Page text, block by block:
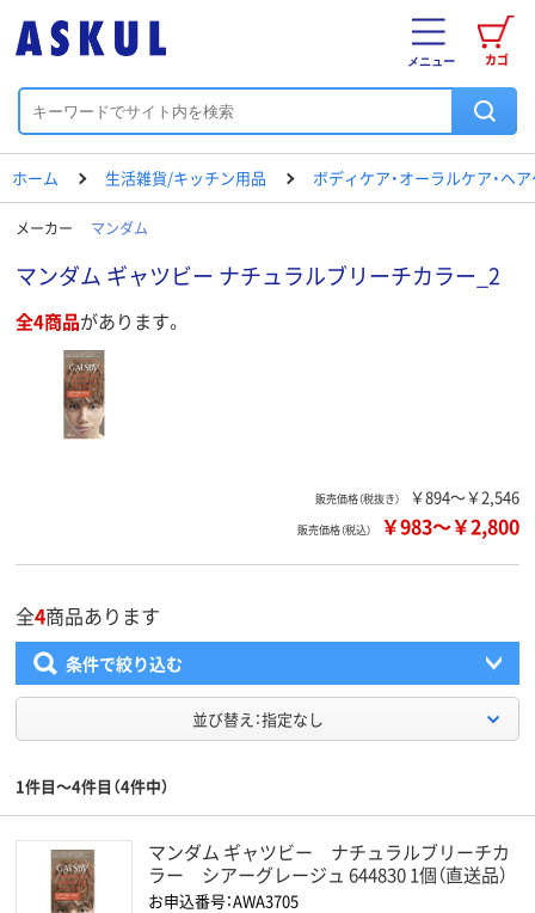
カゴ
メニュー
ホーム 生活雑貨/キッチン用品 ボディケア・オーラルケア・ヘ
メーカー マンダム
マンダム ギャツビー ナチュラルブリーチカラー_2
全4商品があります。
販売価格（税抜き） ￥894～￥2,546
販売価格（税込） ￥983～￥2,800
全4商品あります
条件で絞り込む
並び替え：指定なし
1件目～4件目（4件中）
マンダム ギャツビー ナチュラルブリーチカ
ラー シアーグレージュ 644830 1個（直送品）
お申込番号：AWA3705